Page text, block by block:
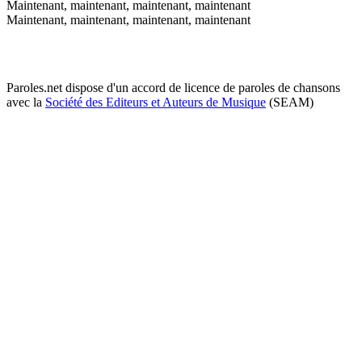
Maintenant, maintenant, maintenant, maintenant
Maintenant, maintenant, maintenant, maintenant
Paroles.net dispose d'un accord de licence de paroles de chansons
avec la Société des Editeurs et Auteurs de Musique (SEAM)